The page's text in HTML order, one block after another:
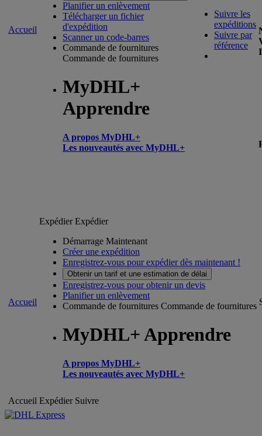
Accueil
Planifier un enlèvement
Télécharger un fichier
d'expédition
Scanner un code-barres
Commande de fournitures
Commande de fournitures
MyDHL+
Apprendre
A propos MyDHL+
Les nouveautés avec MyDHL+
Suivre les
expéditions
Suivre par
référence
Accueil
ExpédierExpédier
Démarrage Maintenant
Créer une expédition
Enregistrez-vous pour expédier dès maintenant !
Obtenir un tarif et une estimation de délai
Enregistrez-vous pour obtenir un devis
Planifier un enlèvement
Commande de fournitures Commande de fournitures
MyDHL+ Apprendre
A propos MyDHL+
Les nouveautés avec MyDHL+
Accueil Expédier Suivre